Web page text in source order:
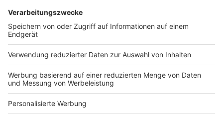
Services
Bauprojekt-Quiz
Häuser-Suche
Hausanbieter-Suche
Bauprojekt-Profil
Für Unternehmen